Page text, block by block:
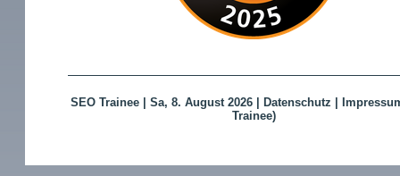
SEO Trainee Sa, 8. August 2026 | Datenschutz
Trainee)